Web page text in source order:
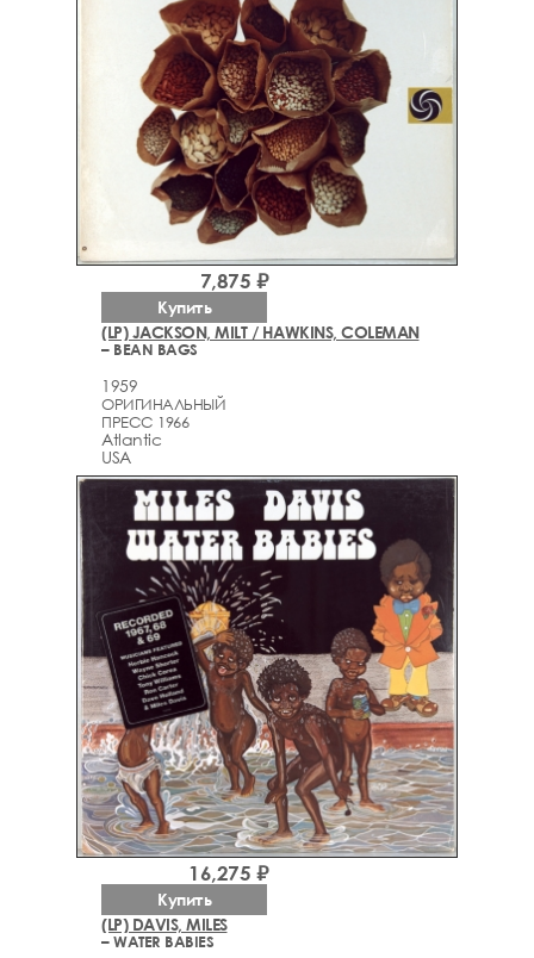
(LP) JACKSON, MILT / HAWKINS, COLEMAN
– BEAN BAGS
1959
ОРИГИНАЛЬНЫЙ
ПРЕСС 1966
Atlantic
USA
7,875 ₽
Купить
(LP) DAVIS, MILES
– WATER BABIES
16,275 ₽
Купить